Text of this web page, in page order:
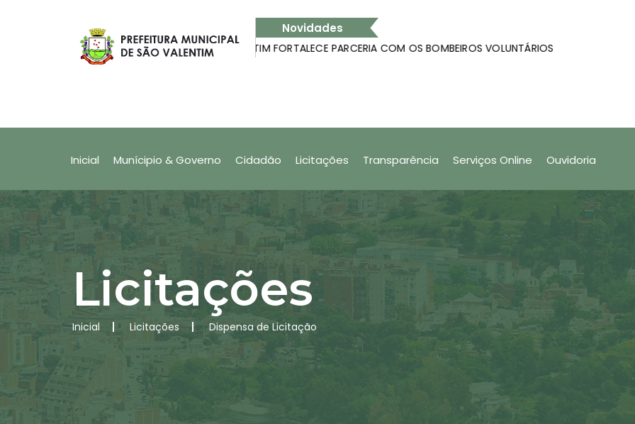
Novidades
app Nota Fiscal Fácil SÃO VALENTIM FORTALECE PARCERIA COM OS BOMBEIROS VOLUNTÁRIOS
Inicial Munícipio & Governo Cidadão Licitações Transparência Serviços Online Ouvidoria
Licitações
Inicial Licitações Dispensa de Licitação